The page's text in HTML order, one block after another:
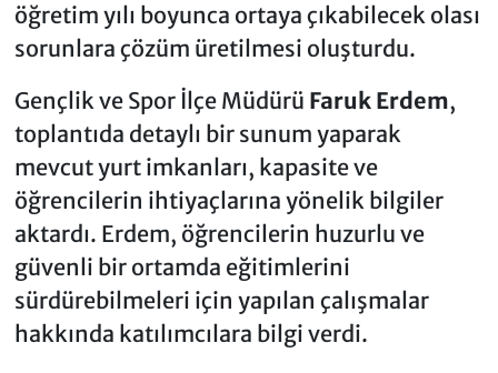
öğretim yılı boyunca ortaya çıkabilecek olası
sorunlara çözüm üretilmesi oluşturdu.
Gençlik ve Spor İlçe Müdürü Faruk Erdem,
toplantıda detaylı bir sunum yaparak
mevcut yurt imkanları, kapasite ve
öğrencilerin ihtiyaçlarına yönelik bilgiler
aktardı. Erdem, öğrencilerin huzurlu ve
güvenli bir ortamda eğitimlerini
sürdürebilmeleri için yapılan çalışmalar
hakkında katılımcılara bilgi verdi.